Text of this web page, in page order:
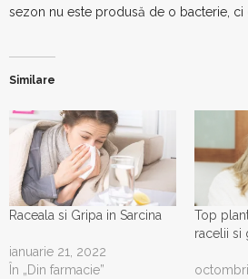
sezon nu este produsă de o bacterie, ci
Similare
Raceala si Gripa in Sarcina
ianuarie 21, 2022
În „Din farmacie”
Top
racelii si